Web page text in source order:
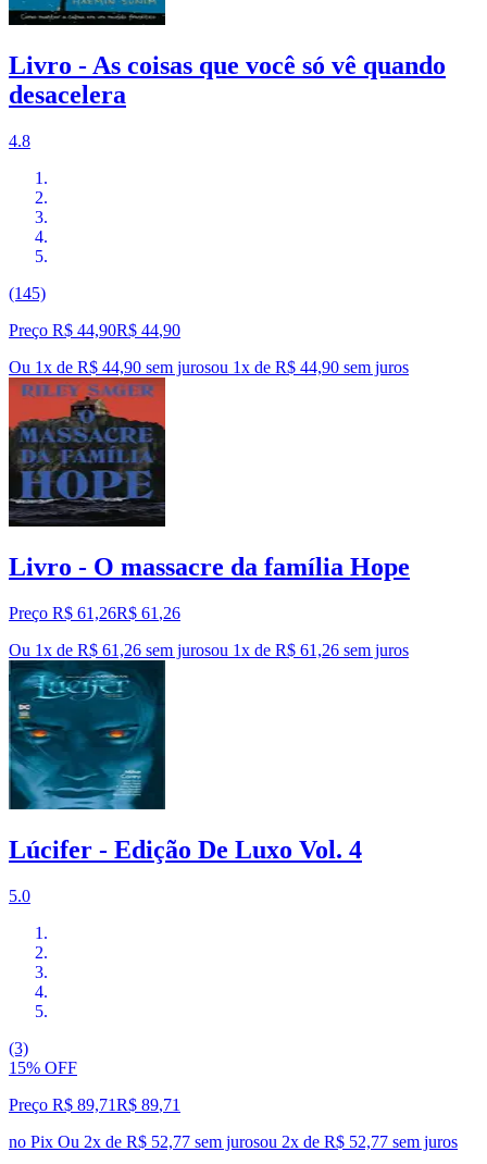
Livro - As coisas que você só vê quando
desacelera
4.8
(145)
Preço R$ 44,90R$ 44,90
Ou 1x de R$ 44,90 sem jurosou 1x de R$ 44,90 sem juros
Livro - O massacre da família Hope
Preço R$ 61,26R$ 61 ,26
Ou 1x de R$ 61,26 sem jurosou 1x de R$ 61,26 sem juros
Lúcifer - Edição De Luxo Vol. 4
5.0
(3)
15% OFF
Preço R$ 89,71R$ 89,71
no Pix Ou 2x de R$ 52,77 sem jurosou 2x de R$ 52,77 sem juros